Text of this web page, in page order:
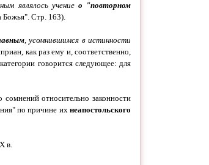
являлось учение о "повторном
Божья". Стр. 163).
, усомнившимся в истинности
как раз ему и, соответственно,
категории говорится следующее: для
относительно законности
по причине их неапостольского
в.